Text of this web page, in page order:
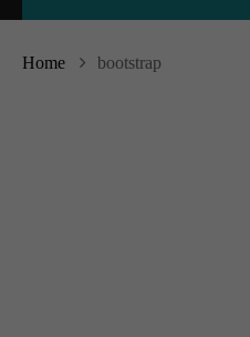
Home bootstrap